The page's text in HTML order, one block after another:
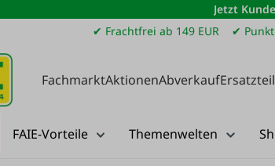
springen
Jetzt
✔ Frachtfrei ab 149 EUR
✔
FachmarktAktionenAbverkauf
FAIE-Vorteile Themenwelten